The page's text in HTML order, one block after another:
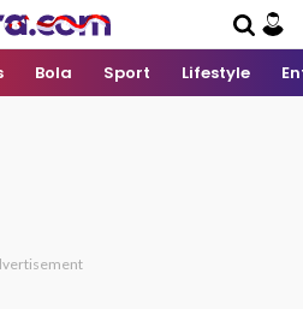
Bola Sport Lifestyle